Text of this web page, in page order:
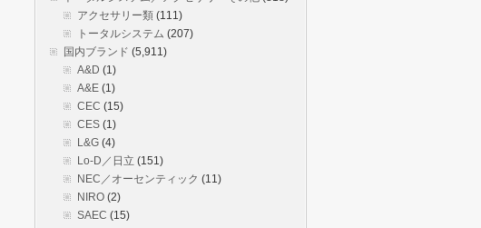
アクセサリー類 (111)
トータルシステム (207)
国内ブランド (5,911)
A&D (1)
A&E (1)
CEC (15)
CES (1)
L&G (4)
Lo-D／日立 (151)
NEC／オーセンティック (11)
NIRO (2)
SAEC (15)